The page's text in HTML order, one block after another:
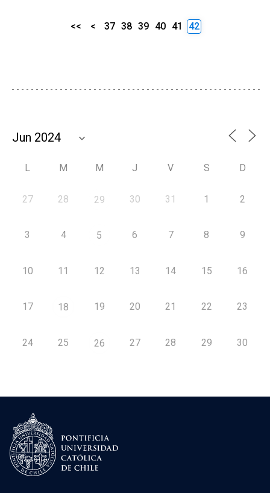
<< < 37 38 39 40 41 42
L M M J V S D
27 28 29 30 31 1 2
3 4 5 6 7 8 9
10 11 12 13 14 15 16
17 18 19 20 21 22 23
24 25 26 27 28 29 30